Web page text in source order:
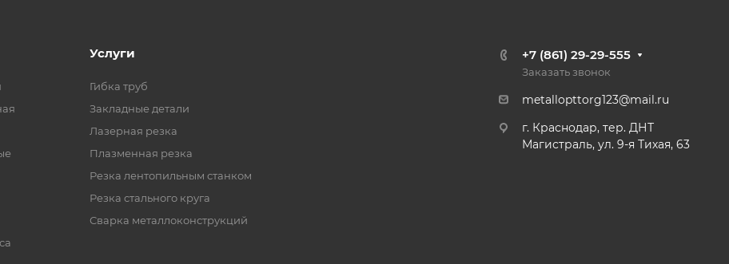
Услуги
Гибка труб
Закладные детали
Лазерная резка
Плазменная резка
Резка лентопильным станком
Резка стального круга
Сварка металлоконструкций
+7 (861) 29-29-555
Заказать звонок
metallopttorg123@mail.ru
г. Краснодар, тер. ДНТ
Магистраль, ул. 9-я Тихая, 63